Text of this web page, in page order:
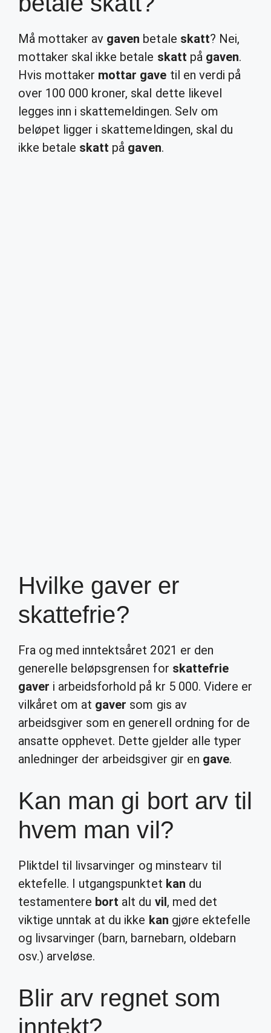
Må mottaker av gaven betale skatt? Nei,
mottaker skal ikke betale skatt på gaven.
Hvis mottaker mottar gave til en verdi på
over 100 000 kroner, skal dette likevel
legges inn i skattemeldingen. Selv om
beløpet ligger i skattemeldingen, skal du
ikke betale skatt på gaven.
Hvilke gaver er
skattefrie?
Fra og med inntektsåret 2021 er den
generelle beløpsgrensen for skattefrie
gaver i arbeidsforhold på kr 5 000. Videre er
vilkåret om at gaver som gis av
arbeidsgiver som en generell ordning for de
ansatte opphevet. Dette gjelder alle typer
anledninger der arbeidsgiver gir en gave.
Kan man gi bort arv til
hvem man vil?
Pliktdel til livsarvinger og minstearv til
ektefelle. I utgangspunktet kan du
testamentere bort alt du vil, med det
viktige unntak at du ikke kan gjøre ektefelle
og livsarvinger (barn, barnebarn, oldebarn
osv.) arveløse.
Blir arv regnet som
inntekt?